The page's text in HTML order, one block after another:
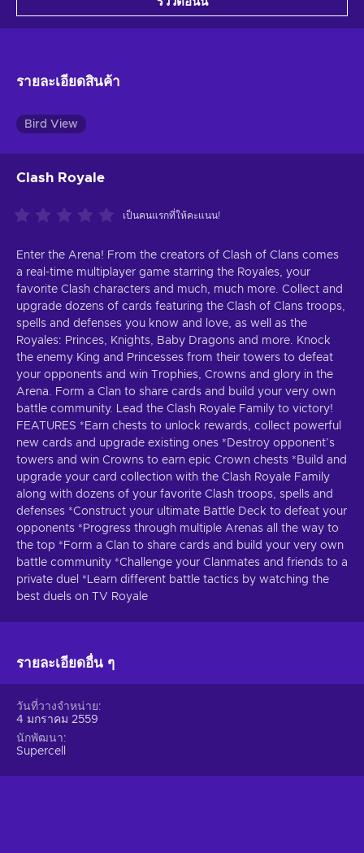
รายละเอียดสินค้า
Bird View
Clash Royale
เป็นคนแรกที่ให้คะแนน!
Enter the Arena! From the creators of Clash of Clans comes
a real-time multiplayer game starring the Royales, your
favorite Clash characters and much, much more. Collect and
upgrade dozens of cards featuring the Clash of Clans troops,
spells and defenses you know and love, as well as the
Royales: Princes, Knights, Baby Dragons and more. Knock
the enemy King and Princesses from their towers to defeat
your opponents and win Trophies, Crowns and glory in the
Arena. Form a Clan to share cards and build your very own
battle community. Lead the Clash Royale Family to victory!
FEATURES *Earn chests to unlock rewards, collect powerful
new cards and upgrade existing ones *Destroy opponent’s
towers and win Crowns to earn epic Crown chests *Build and
upgrade your card collection with the Clash Royale Family
along with dozens of your favorite Clash troops, spells and
defenses *Construct your ultimate Battle Deck to defeat your
opponents *Progress through multiple Arenas all the way to
the top *Form a Clan to share cards and build your very own
battle community *Challenge your Clanmates and friends to a
private duel *Learn different battle tactics by watching the
best duels on TV Royale
รายละเอียดอื่น ๆ
วันที่วางจำหน่าย
4 มกราคม 2559
นักพัฒนา
Supercell